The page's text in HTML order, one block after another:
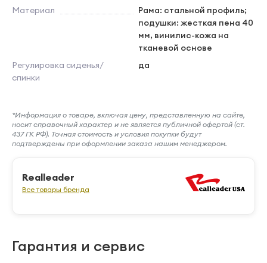
Материал
Рама: стальной профиль;
подушки: жесткая пена 40
мм, винилис-кожа на
тканевой основе
Регулировка сиденья/
спинки
да
*Информация о товаре, включая цену, представленную на сайте,
носит справочный характер и не является публичной офертой (ст.
437 ГК РФ). Точная стоимость и условия покупки будут
подтверждены при оформлении заказа нашим менеджером.
Realleader
Все товары бренда
Гарантия и сервис